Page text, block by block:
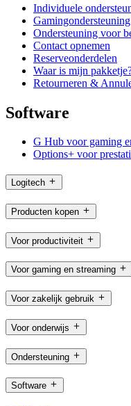
Individuele
Gamingondersteuning
Ondersteuning voor
Contact opnemen
Reserveonderdelen
Waar is mijn
Retourneren &
Software
G Hub voor gaming
Options+ voor
Logitech
Producten kopen
Voor productiviteit
Voor gaming en streaming
Voor zakelijk gebruik
Voor onderwijs
Ondersteuning
Software